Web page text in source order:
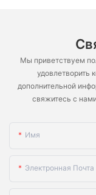
Мы приветствуем
удовлетворить
дополнительной
свяжитесь с
Имя
Электронная Почта